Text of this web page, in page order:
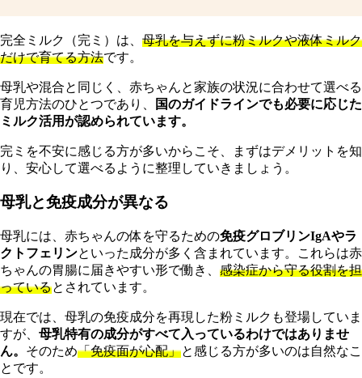
完全ミルク（完ミ）は、 母乳を与えずに粉ミルクや液体ミルク
だけで育てる方法です。
母乳や混合と同じく、赤ちゃんと家族の状況に合わせて選べる
育児方法のひとつであり、
国のガイドラインでも必要に応じた
ミルク活用が認められています。
完ミを不安に感じる方が多いからこそ、まずはデメリットを知
り、安心して選べるように整理していきましょう。
母乳と免疫成分が異なる
母乳には、赤ちゃんの体を守るための免疫グロブリンIgAやラ
クトフェリンといった成分が多く含まれています。これらは赤
ちゃんの胃腸に届きやすい形で働き、 感染症から守る役割を担
っているとされています。
現在では、母乳の免疫成分を再現した粉ミルクも登場していま
すが、 母乳特有の成分がすべて入っているわけではありませ
ん。 そのため「免疫面が心配」と感じる方が多いのは自然なこ
とです。